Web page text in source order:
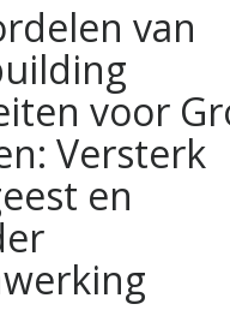
van
voor
Versterk
en